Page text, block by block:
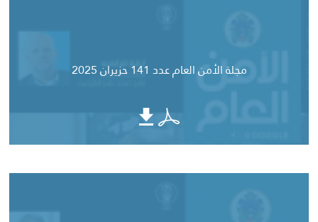
مجلة الأمن العام عدد 141 حزيران 2025